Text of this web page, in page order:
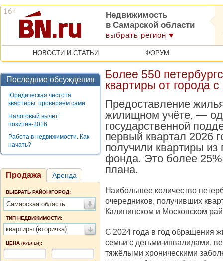
Недвижимость
в Самарской области
выбрать регион
НОВОСТИ И СТАТЬИ ФОРУМ
Последние обсуждения
Юридическая чистота
квартиры: проверяем сами
Налоговый вычет:
позитив-2016
Работа в недвижимости. Как
начать?
Продажа Аренда
ВЫБРАТЬ РАЙОН/ГОРОД:
Самарская область
ТИП НЕДВИЖИМОСТИ:
квартиры (вторичка)
ЦЕНА (РУБЛЕЙ):
-
Более 550
квартиры от города с
Предоставление
жилищном учёте, —
государственной
первый квартал 2026
получили квартиры из
фонда. Это более
плана.
Наибольшее количество
очередников, получивших
Калининском и Московском
С 2024 года в год обращения
семьи с детьми-инвалидами,
тяжёлыми хроническими